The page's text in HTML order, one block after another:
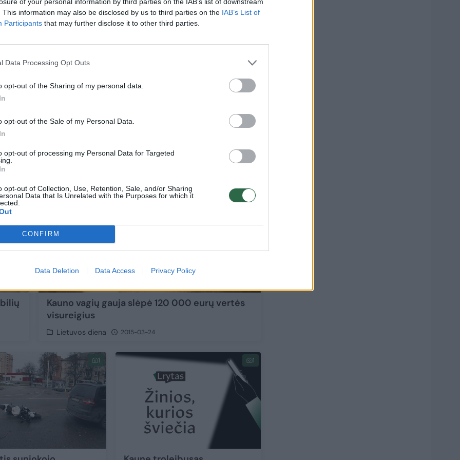
This information may also be disclosed by us to third parties on the IAB’s List of
Participants that may further disclose it to other third parties.
Data Processing Opt Outs
opt-out of the Sharing of my personal data.
opt-out of the Sale of my Personal Data.
opt-out of processing my Personal Data for Targeted
opt-out of Collection, Use, Retention, Sale, and/or Sharing
Data that Is Unrelated with the Purposes for which it
CONFIRM
Data Deletion Data Access Privacy Policy
daugiabučio
kaunietis sulaukė
teismo kirčio:
2022-01-25
istorija: pakeisti padėtį
galėtų tik vienas sprendimas
Būstas
1
Kauno vagių gauja slėpė 120 000 eurų vertės
visureigius
Lietuvos diena 2015-03-24
1 1